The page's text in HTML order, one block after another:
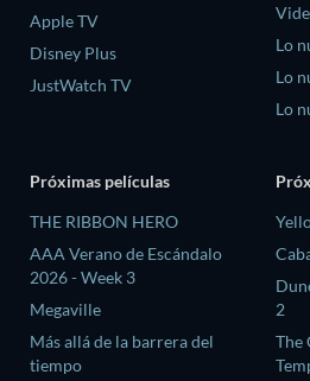
Apple TV
Disney Plus
JustWatch TV
Lo
Lo
Lo
Próximas películas
THE RIBBON HERO
AAA Verano de Escándalo
2026 - Week 3
Megaville
Más allá de la barrera del
tiempo
2
The